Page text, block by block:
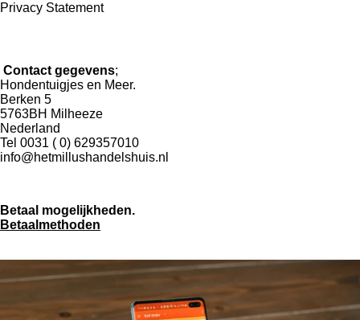
Privacy Statement
Contact gegevens;
Hondentuigjes en Meer.
Berken 5
5763BH Milheeze
Nederland
Tel 0031 ( 0) 629357010
info@hetmillushandelshuis.nl
Betaal mogelijkheden.
Betaalmethoden